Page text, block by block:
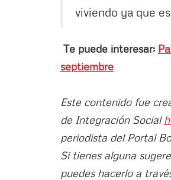
viviendo ya que
Te puede interesar:
septiembre
Este contenido fue
de Integración Social
periodista del Portal
Si tienes alguna
puedes hacerlo a